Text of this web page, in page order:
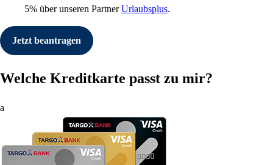
5% über unseren PartnerUrlaubsplus.
Jetzt beantragen
Welche Kreditkarte passt zu mir?
a